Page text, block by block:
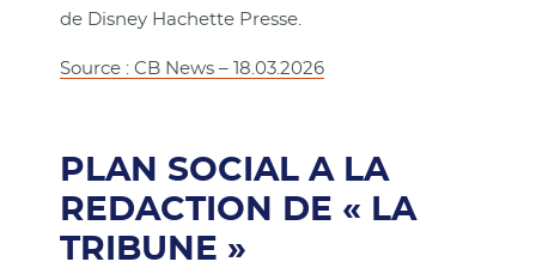
de Disney Hachette Presse.
Source : CB News – 18.03.2026
PLAN SOCIAL A LA
REDACTION DE « LA
TRIBUNE »